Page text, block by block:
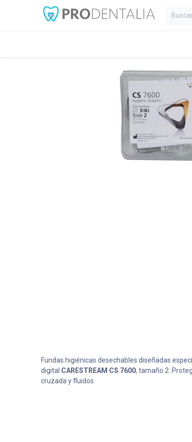
Fundas higiénicas desechables diseñadas
digital CARESTREAM CS 7600, tamaño 2.
cruzada y fluidos.